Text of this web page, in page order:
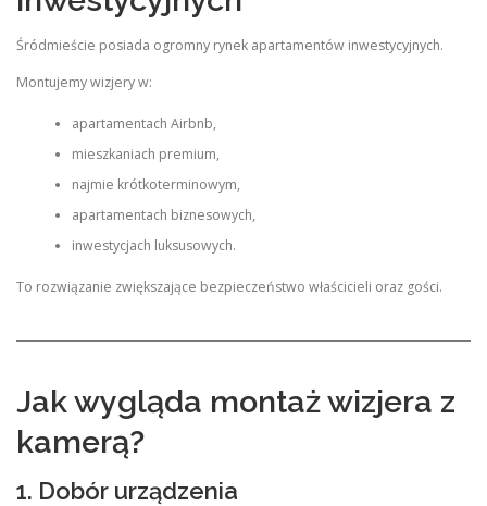
Śródmieście posiada ogromny rynek apartamentów inwestycyjnych.
Montujemy wizjery w:
apartamentach Airbnb,
mieszkaniach premium,
najmie krótkoterminowym,
apartamentach biznesowych,
inwestycjach luksusowych.
To rozwiązanie zwiększające bezpieczeństwo właścicieli oraz gości.
Jak wygląda montaż wizjera z
kamerą?
1. Dobór urządzenia